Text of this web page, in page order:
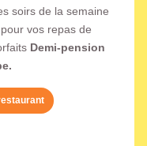
soirs de la semaine
vos repas de
Demi-pension